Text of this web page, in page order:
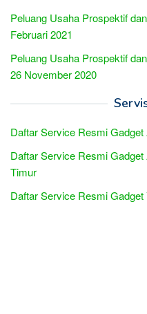
Peluang Usaha Prospektif
Februari 2021
Peluang Usaha Prospektif
26 November 2020
Daftar Service Resmi
Daftar Service Resmi
Timur
Daftar Service Resmi